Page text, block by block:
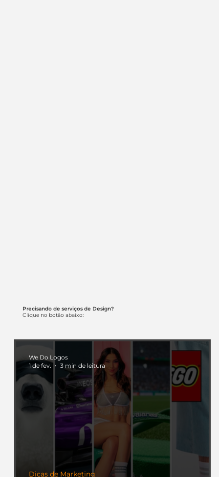
Precisando de serviços de Design?
Clique no botão abaixo:
Dicas de Marketing
We Do Logos
1 de fev.
3 min de leitura